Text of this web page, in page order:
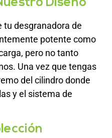
Diseño
tu desgranadora de
potente como
pero no tanto
Una vez que tengas
del cilindro donde
y el sistema de